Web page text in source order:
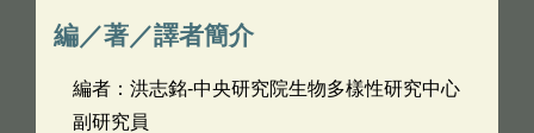
編／著／譯者簡介
編者：洪志銘-中央研究院生物多樣性研究中心
副研究員